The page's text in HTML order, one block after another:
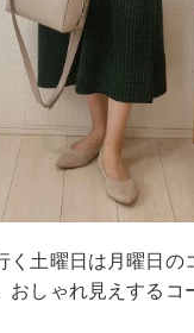
く土曜日は月曜日の
おしゃれ見えするコ